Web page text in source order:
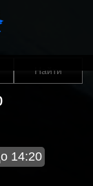
14:20